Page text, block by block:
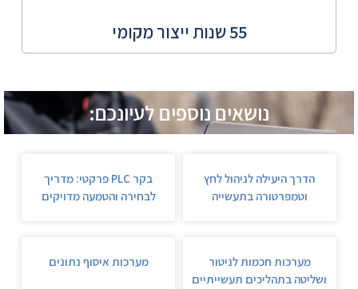
55 שנות ייצור מקומי
נושאים נוספים לעיונכם:
הדרך היעילה לניהול לחץ
וטמפרטורה בתעשייה
בקר PLC פרקטי: מדריך
לבחירה והטמעה מדויקים
מערכות חכמות לניטור
ושליטה בתהליכים תעשייתיים
מערכות איסוף נתונים